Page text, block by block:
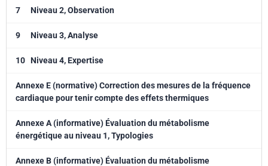
7 Niveau 2, Observation
9 Niveau 3, Analyse
10 Niveau 4, Expertise
Annexe E (normative) Correction des mesures de la fréquence
cardiaque pour tenir compte des effets thermiques
Annexe A (informative) Évaluation du métabolisme
énergétique au niveau 1, Typologies
Annexe B (informative) Évaluation du métabolisme